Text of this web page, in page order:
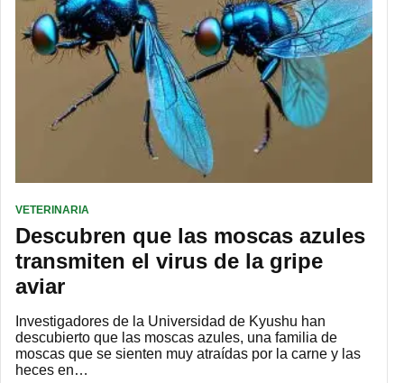
VETERINARIA
Descubren que las moscas azules
transmiten el virus de la gripe
aviar
Investigadores de la Universidad de Kyushu han
descubierto que las moscas azules, una familia de
moscas que se sienten muy atraídas por la carne y las
heces en…